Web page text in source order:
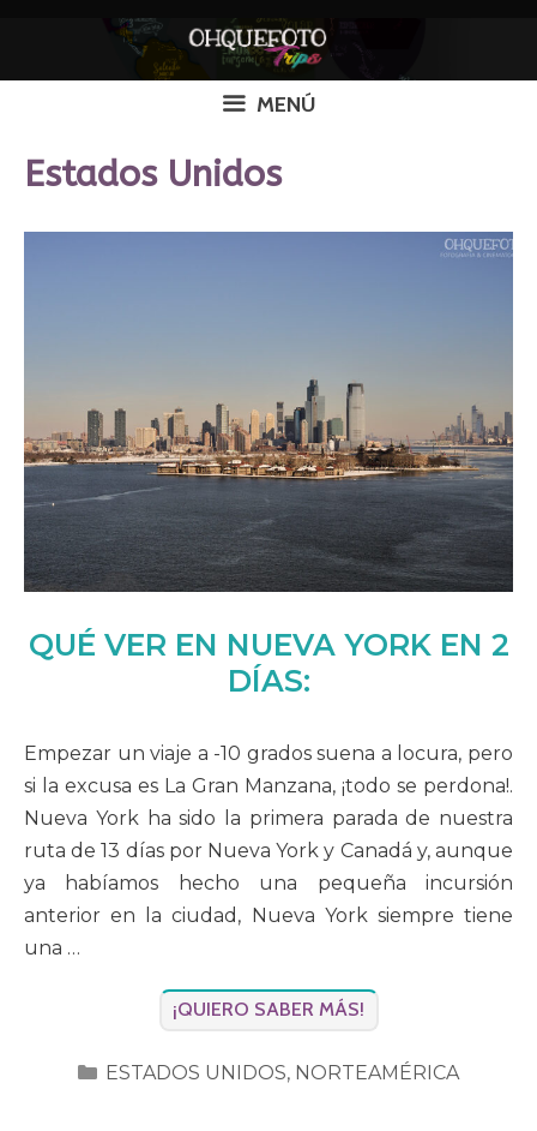
contenido
MENÚ
Estados Unidos
QUÉ VER EN NUEVA YORK EN 2
DÍAS:
Empezar un viaje a -10 grados suena a locura, pero
si la excusa es La Gran Manzana, ¡todo se perdona!.
Nueva York ha sido la primera parada de nuestra
ruta de 13 días por Nueva York y Canadá y, aunque
ya habíamos hecho una pequeña incursión
anterior en la ciudad, Nueva York siempre tiene
una …
¡QUIERO SABER MÁS!
CATEGORÍAS
ESTADOS UNIDOS, NORTEAMÉRICA